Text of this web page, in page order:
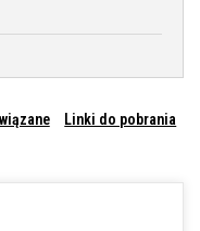
Linki do pobrania